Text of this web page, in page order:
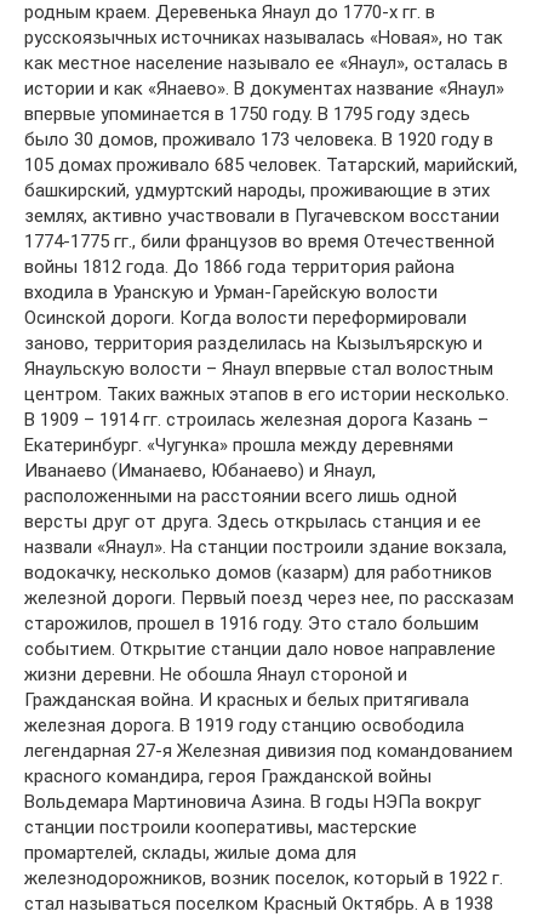
родным краем. Деревенька Янаул до 1770-х гг. в
русскоязычных источниках называлась «Новая», но так
как местное население называло ее «Янаул», осталась в
истории и как «Янаево». В документах название «Янаул»
впервые упоминается в 1750 году. В 1795 году здесь
было 30 домов, проживало 173 человека. В 1920 году в
105 домах проживало 685 человек. Татарский, марийский,
башкирский, удмуртский народы, проживающие в этих
землях, активно участвовали в Пугачевском восстании
1774-1775 гг., били французов во время Отечественной
войны 1812 года. До 1866 года территория района
входила в Уранскую и Урман-Гарейскую волости
Осинской дороги. Когда волости переформировали
заново, территория разделилась на Кызылъярскую и
Янаульскую волости – Янаул впервые стал волостным
центром. Таких важных этапов в его истории несколько.
В 1909 – 1914 гг. строилась железная дорога Казань –
Екатеринбург. «Чугунка» прошла между деревнями
Иванаево (Иманаево, Юбанаево) и Янаул,
расположенными на расстоянии всего лишь одной
версты друг от друга. Здесь открылась станция и ее
назвали «Янаул». На станции построили здание вокзала,
водокачку, несколько домов (казарм) для работников
железной дороги. Первый поезд через нее, по рассказам
старожилов, прошел в 1916 году. Это стало большим
событием. Открытие станции дало новое направление
жизни деревни. Не обошла Янаул стороной и
Гражданская война. И красных и белых притягивала
железная дорога. В 1919 году станцию освободила
легендарная 27-я Железная дивизия под командованием
красного командира, героя Гражданской войны
Вольдемара Мартиновича Азина. В годы НЭПа вокруг
станции построили кооперативы, мастерские
промартелей, склады, жилые дома для
железнодорожников, возник поселок, который в 1922 г.
стал называться поселком Красный Октябрь. А в 1938